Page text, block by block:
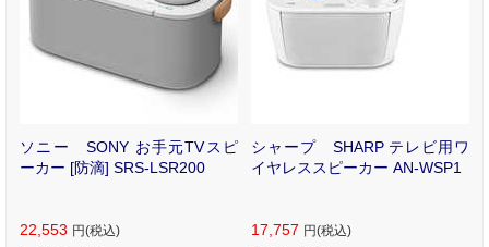
ソニー SONY お手元TVスピ
ーカー [防滴] SRS-LSR200
22,553 円(税込)
シャープ SHARP テレビ用ワ
イヤレススピーカー AN-WSP1
17,757 円(税込)